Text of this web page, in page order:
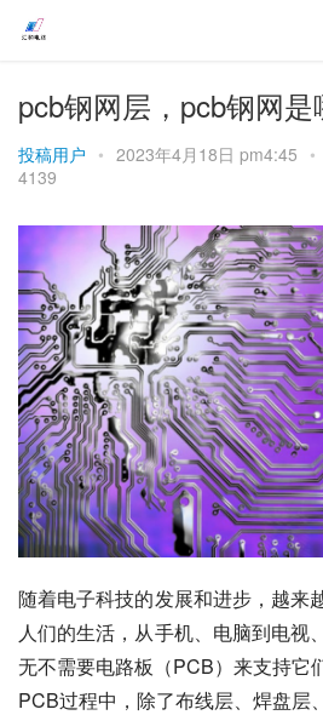
pcb钢网层，pcb钢网是
投稿用户 • 2023年4月18日 pm4:45 •
4139
随着电子科技的发展和进步，越来
人们的生活，从手机、电脑到电视
无不需要电路板（PCB）来支持它
PCB过程中，除了布线层、焊盘层